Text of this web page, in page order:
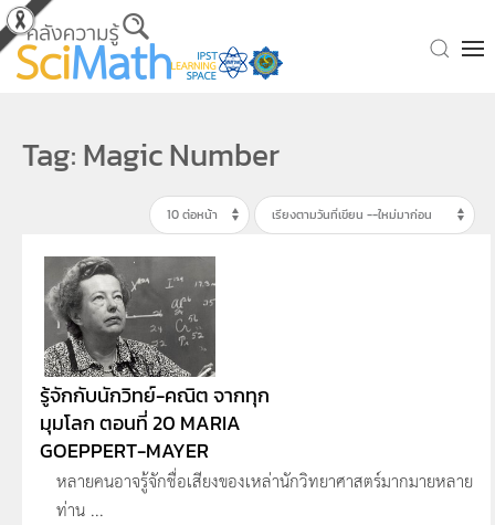
Skip to main content
Tag: Magic Number
รู้จักกับนักวิทย์-คณิต จากทุก
มุมโลก ตอนที่ 20 MARIA
GOEPPERT-MAYER
หลายคนอาจรู้จักชื่อเสียงของเหล่านักวิทยาศาสตร์มากมายหลาย
ท่าน ...